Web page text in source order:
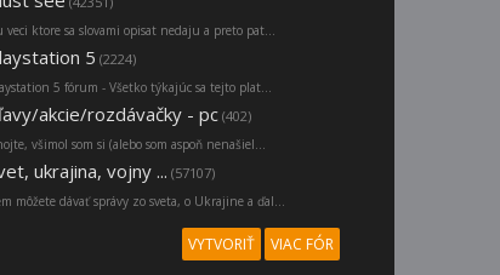
veci ktore sa slovami opisat nedaju a preto pat...
5 (2224)
5 fórum - Všetko týkajúc sa tejto plat...
akcie/rozdávačky - pc(402)
všimol som si (alebo som aspoň nenašiel...
ukrajina, vojny ... (57107)
môžete dávať správy zo sveta, o Ukrajine a ďal...
VYTVORIŤ VIAC FÓR